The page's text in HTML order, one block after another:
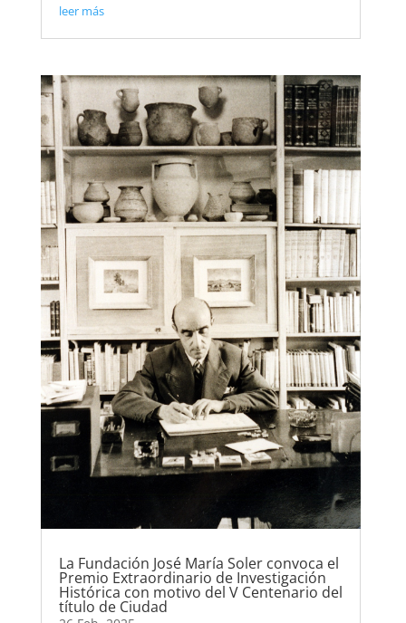
leer más
La Fundación José María Soler convoca el
Premio Extraordinario de Investigación
Histórica con motivo del V Centenario del
título de Ciudad